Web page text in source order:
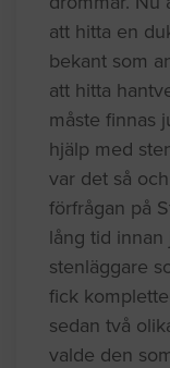
att hitta en
bekant som
att hitta
måste finnas
hjälp med
var det så
förfrågan på
lång tid
stenläggare
fick
sedan två
valde den